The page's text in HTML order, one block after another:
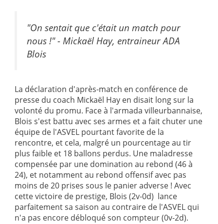
"On sentait que c'était un match pour
nous !" - Mickaël Hay, entraineur ADA
Blois
La déclaration d'après-match en conférence de
presse du coach Mickaël Hay en disait long sur la
volonté du promu. Face à l'armada villeurbannaise,
Blois s'est battu avec ses armes et a fait chuter une
équipe de l'ASVEL pourtant favorite de la
rencontre, et cela, malgré un pourcentage au tir
plus faible et 18 ballons perdus. Une maladresse
compensée par une domination au rebond (46 à
24), et notamment au rebond offensif avec pas
moins de 20 prises sous le panier adverse ! Avec
cette victoire de prestige, Blois (2v-0d) lance
parfaitement sa saison au contraire de l'ASVEL qui
n'a pas encore débloqué son compteur (0v-2d).